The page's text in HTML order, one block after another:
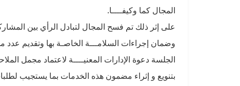
المجال كما وكيفــــا.
على إثر ذلك تم فسح المجال لتبادل الرأي بين
وضمان إجراءات السلامـــة الخاصـة بها وتقديم
الجلسة دعوة الإدارات المعنيــــة لاعتماد مجمل
بتنويع و إثراء مضمون هذه الخدمات بما يستجيب